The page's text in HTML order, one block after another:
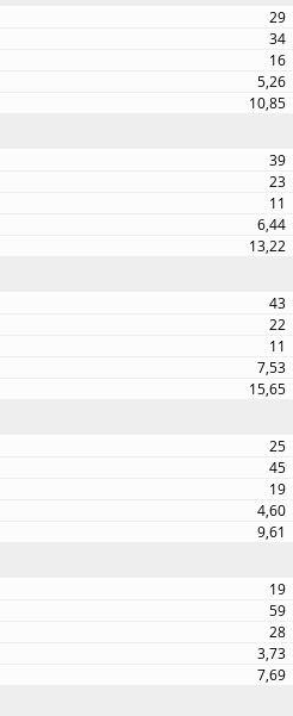
29
34
16
5,26
10,85
39
23
11
6,44
13,22
43
22
11
7,53
15,65
25
45
19
4,60
9,61
19
59
28
3,73
7,69